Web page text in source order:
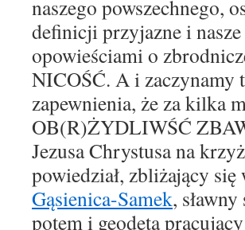
naszego powszechnego,
definicjiprzyjaznei
opowieściami o zb
NICOŚĆ. A izaczynamy
zapewnienia, że za kilka
OB(R)ŻYDLIWŚĆ
JezusaChrystusana
powiedział, zbliżający
Gąsienica-Samek,
potem i geodeta